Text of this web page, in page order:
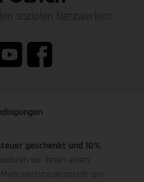
sozialen Netzwerken:
geschenkt und 10%
wir Ihnen einen
am